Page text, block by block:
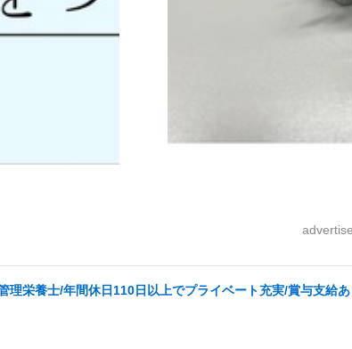
理栄養士/年間休日110日以上でプライベート充実/賞与支給